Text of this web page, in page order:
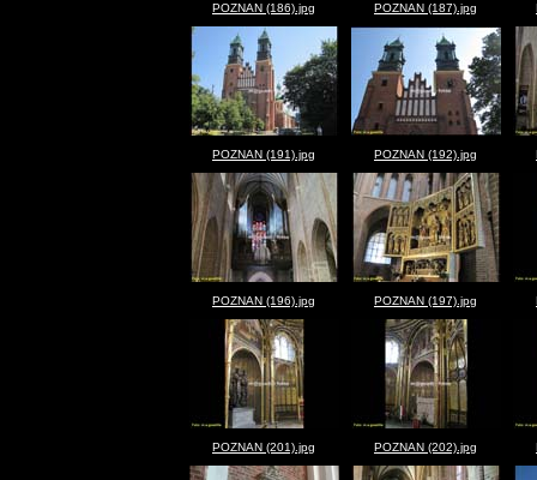
POZNAN (186).jpg POZNAN (187).jpg
POZNAN (191).jpg POZNAN (192).jpg
POZNAN (196).jpg POZNAN (197).jpg
POZNAN (201).jpg POZNAN (202).jpg